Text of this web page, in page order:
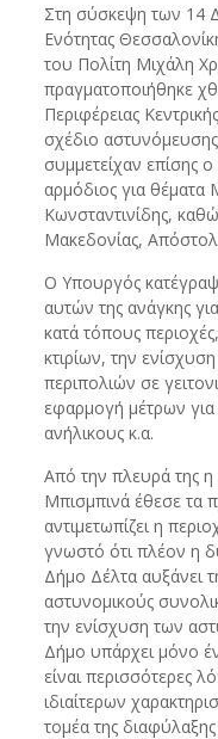
Στη σύσκεψη των 14
Ενότητας
του Πολίτη Μιχάλη
πραγματοποιήθηκε
Περιφέρειας
σχέδιο
συμμετείχαν επίσης
αρμόδιος για θέματα
Κωνσταντινίδης,
Μακεδονίας,
Ο Υπουργός
αυτών της ανάγκης
κατά τόπους
κτιρίων, την
περιπολιών σε
εφαρμογή μέτρων για
ανήλικους κ.α.
Από την πλευρά της
Μπισμπινά έθεσε τα
αντιμετωπίζει η
γνωστό ότι πλέον η
Δήμο Δέλτα αυξάνει
αστυνομικούς
την ενίσχυση των
Δήμο υπάρχει μόνο
είναι περισσότερες
ιδιαίτερων
τομέα της